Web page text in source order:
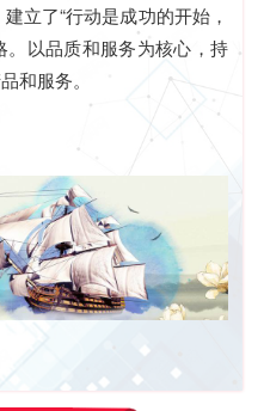
立了“行动是成功的开始，
。以品质和服务为核心，持
和服务。